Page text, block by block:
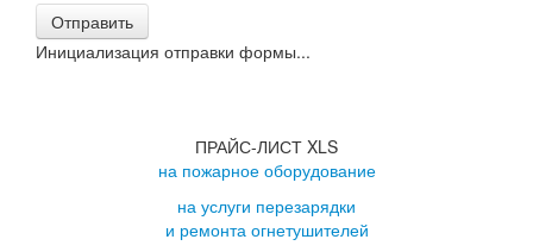
Отправить
Инициализация отправки формы...
ПРАЙС-ЛИСТ XLS
на пожарное оборудование
на услуги перезарядки
и ремонта огнетушителей